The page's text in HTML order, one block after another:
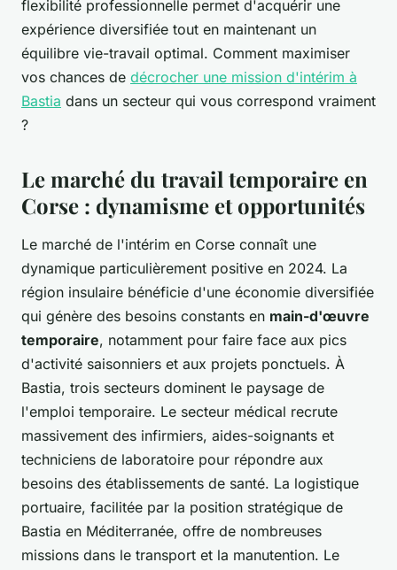
flexibilité professionnelle permet d'acquérir une
expérience diversifiée tout en maintenant un
équilibre vie-travail optimal. Comment maximiser
vos chances de décrocher une mission d'intérim à
Bastia dans un secteur qui vous correspond vraiment
?
Le marché du travail temporaire en
Corse : dynamisme et opportunités
Le marché de l'intérim en Corse connaît une
dynamique particulièrement positive en 2024. La
région insulaire bénéficie d'une économie diversifiée
qui génère des besoins constants en main-d'œuvre
temporaire, notamment pour faire face aux pics
d'activité saisonniers et aux projets ponctuels. À
Bastia, trois secteurs dominent le paysage de
l'emploi temporaire. Le secteur médical recrute
massivement des infirmiers, aides-soignants et
techniciens de laboratoire pour répondre aux
besoins des établissements de santé. La logistique
portuaire, facilitée par la position stratégique de
Bastia en Méditerranée, offre de nombreuses
missions dans le transport et la manutention. Le